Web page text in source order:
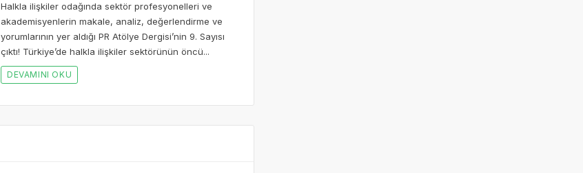
Halkla ilişkiler odağında sektör profesyonelleri ve
akademisyenlerin makale, analiz, değerlendirme ve
yorumlarının yer aldığı PR Atölye Dergisi’nin 9. Sayısı
çıktı! Türkiye’de halkla ilişkiler sektörünün öncü...
DEVAMINI OKU